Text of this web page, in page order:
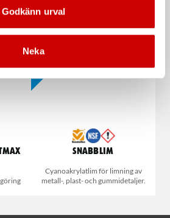
Godkänn urval
NekaKampanj
Snabblim
Cyanoakrylatlim för limning av
metall-, plast- och gummidetaljer.